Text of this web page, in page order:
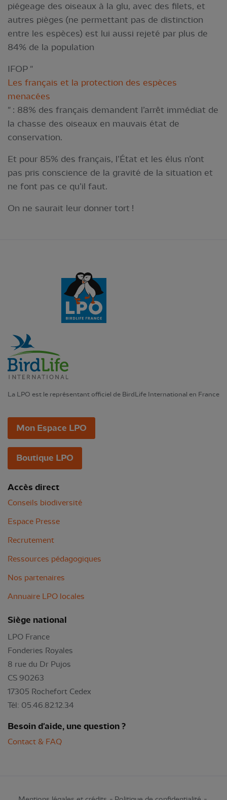
piégeage des oiseaux à la glu, avec des filets, et
autres pièges (ne permettant pas de distinction
entre les espèces) est lui aussi rejeté par plus de
84% de la population
IFOP "
Les français et la protection des espèces
menacées
" : 88% des français demandent l’arrêt immédiat de
la chasse des oiseaux en mauvais état de
conservation.
Et pour 85% des français, l’État et les élus n’ont
pas pris conscience de la gravité de la situation et
ne font pas ce qu’il faut.
On ne saurait leur donner tort !
La LPO est le représentant officiel de BirdLife International en France
Mon Espace LPO
Boutique LPO
Accès direct
Conseils biodiversité
Espace Presse
Recrutement
Ressources pédagogiques
Nos partenaires
Annuaire LPO locales
Siège national
LPO France
Fonderies Royales
8 rue du Dr Pujos
CS 90263
17305 Rochefort Cedex
Tél: 05.46.82.12.34
Besoin d'aide, une question ?
Contact & FAQ